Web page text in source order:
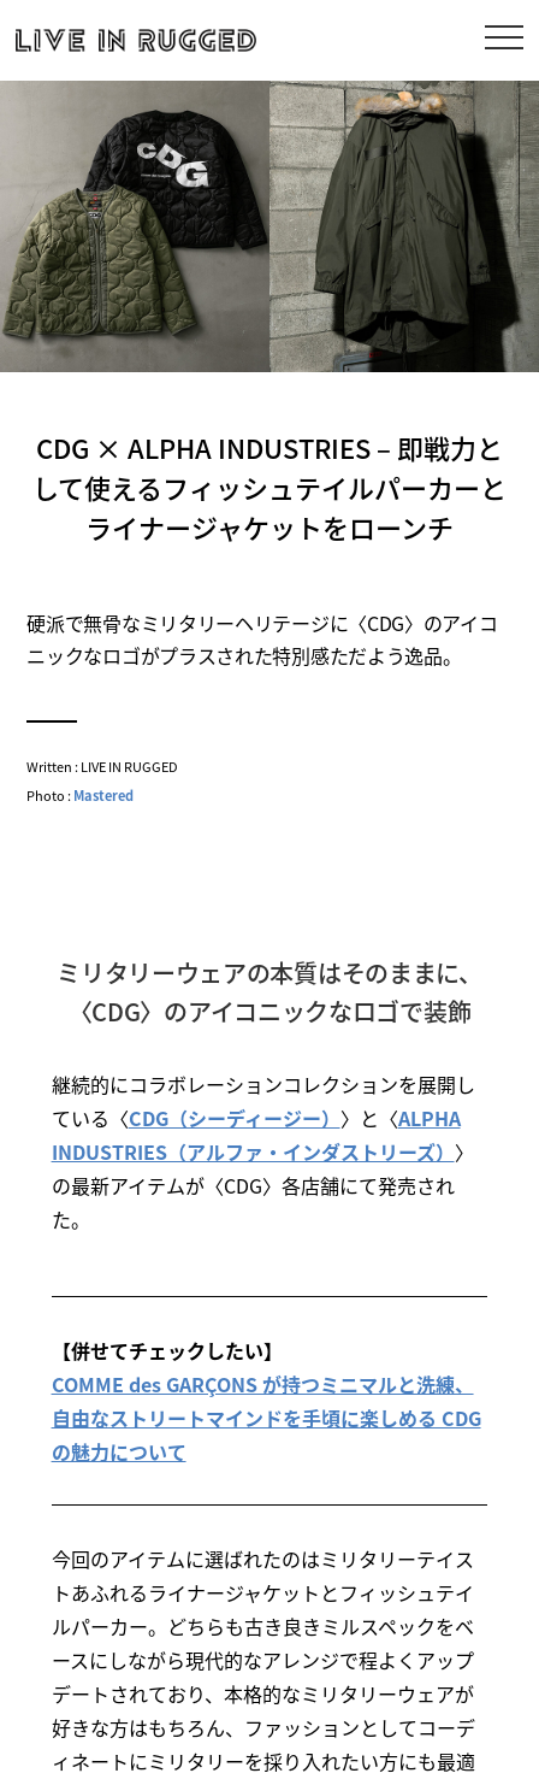
CDG × ALPHA INDUSTRIES – 即戦力と
して使えるフィッシュテイルパーカーと
ライナージャケットをローンチ
硬派で無骨なミリタリーヘリテージに〈CDG〉のアイコ
ニックなロゴがプラスされた特別感ただよう逸品。
Written : LIVE IN RUGGED
Photo :Mastered
ミリタリーウェアの本質はそのままに、
〈CDG〉のアイコニックなロゴで装飾
継続的にコラボレーションコレクションを展開し
ている〈CDG（シーディージー） 〉と〈ALPHA
INDUSTRIES（アルファ・インダストリーズ） 〉
の最新アイテムが〈CDG〉各店舗にて発売され
た。
【併せてチェックしたい】
COMME des GARÇONS が持つミニマルと洗練、
自由なストリートマインドを手頃に楽しめる CDG
の魅力について
今回のアイテムに選ばれたのはミリタリーテイス
トあふれるライナージャケットとフィッシュテイ
ルパーカー。どちらも古き良きミルスペックをベ
ースにしながら現代的なアレンジで程よくアップ
デートされており、本格的なミリタリーウェアが
好きな方はもちろん、ファッションとしてコーデ
ィネートにミリタリーを採り入れたい方にも最適